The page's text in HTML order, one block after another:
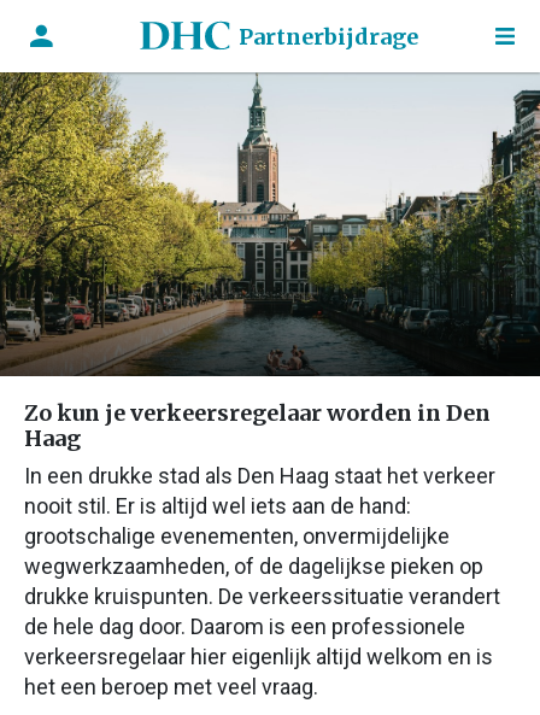
Partnerbijdrage
Zo kun je verkeersregelaar worden in Den
Haag
In een drukke stad als Den Haag staat het verkeer
nooit stil. Er is altijd wel iets aan de hand:
grootschalige evenementen, onvermijdelijke
wegwerkzaamheden, of de dagelijkse pieken op
drukke kruispunten. De verkeerssituatie verandert
de hele dag door. Daarom is een professionele
verkeersregelaar hier eigenlijk altijd welkom en is
het een beroep met veel vraag.